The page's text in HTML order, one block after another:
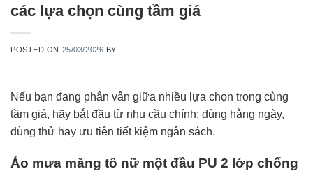
các lựa chọn cùng tầm giá
POSTED ON 25/03/2026 BY
Nếu bạn đang phân vân giữa nhiều lựa chọn trong cùng
tầm giá, hãy bắt đầu từ nhu cầu chính: dùng hằng ngày,
dùng thử hay ưu tiên tiết kiệm ngân sách.
Áo mưa măng tô nữ một đầu PU 2 lớp chống